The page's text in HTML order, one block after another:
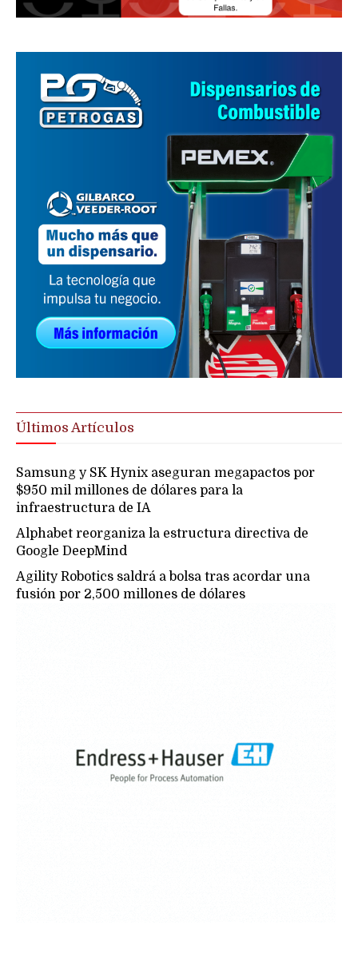
Últimos Artículos
Samsung y SK Hynix aseguran megapactos por
$950 mil millones de dólares para la
infraestructura de IA
Alphabet reorganiza la estructura directiva de
Google DeepMind
Agility Robotics saldrá a bolsa tras acordar una
fusión por 2,500 millones de dólares